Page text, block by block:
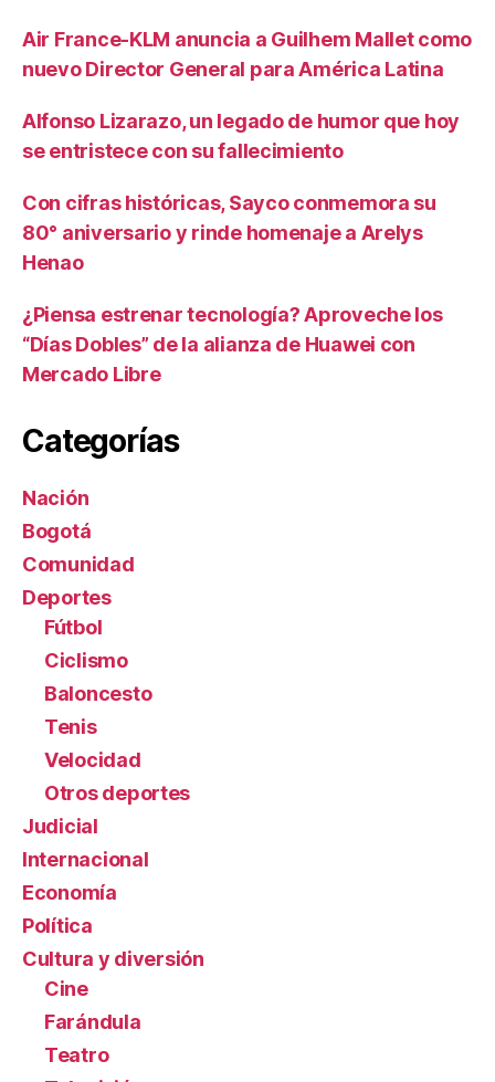
Air France-KLM anuncia a Guilhem Mallet como
nuevo Director General para América Latina
Alfonso Lizarazo, un legado de humor que hoy
se entristece con su fallecimiento
Con cifras históricas, Sayco conmemora su
80° aniversario y rinde homenaje a Arelys
Henao
¿Piensa estrenar tecnología? Aproveche los
“Días Dobles” de la alianza de Huawei con
Mercado Libre
Categorías
Nación
Bogotá
Comunidad
Deportes
Fútbol
Ciclismo
Baloncesto
Tenis
Velocidad
Otros deportes
Judicial
Internacional
Economía
Política
Cultura y diversión
Cine
Farándula
Teatro